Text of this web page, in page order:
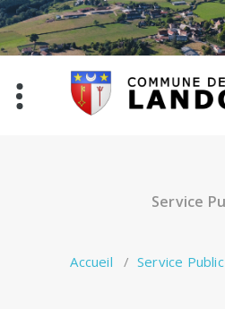
Aller
au
contenu
Service
Accueil / Service Public